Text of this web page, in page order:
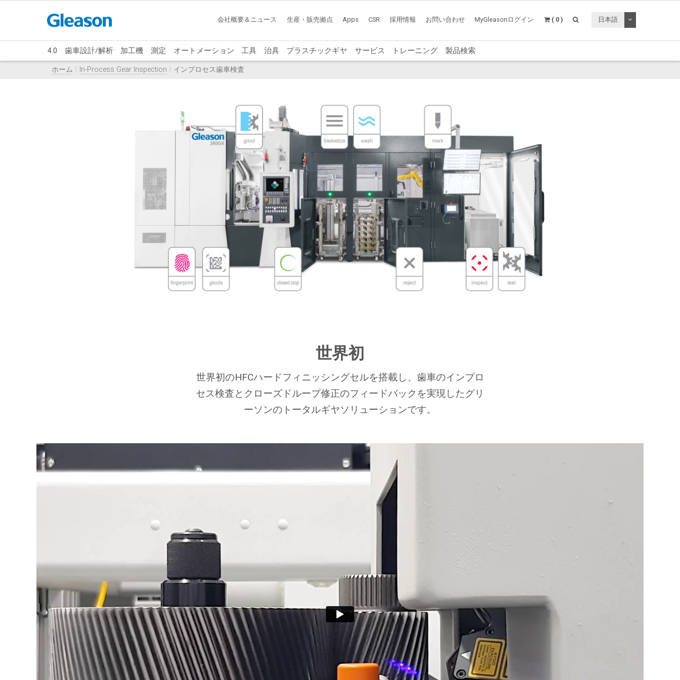
会社概要＆ニュース 生産・販売拠点 Apps CSR 採用情報 お問い合わせ MyGleasonログイン ( 0 ) 日本語 トグルドロップ
4.0 歯車設計/解析 加工機 測定 オートメーション 工具 治具 プラスチックギヤ サービス トレーニング 製品検索
ホーム In-Process Gear Inspection インプロセス歯車検査
世界初
世界初のHFCハードフィニッシングセルを搭載し、歯車のインプロ
セス検査とクローズドループ修正のフィードバックを実現したグリ
ーソンのトータルギヤソリューションです。